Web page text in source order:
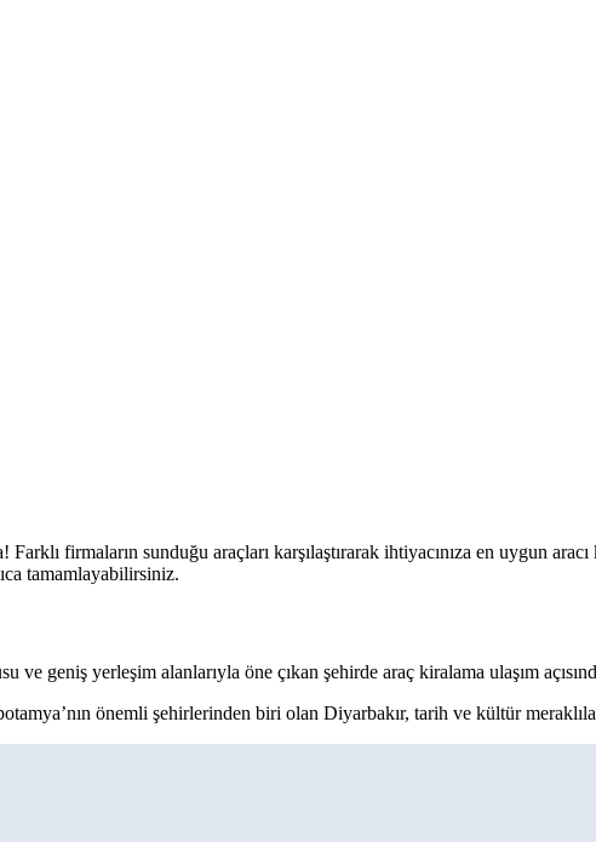
firmaların sunduğu araçları karşılaştırarak ihtiyacınıza en uygun
tamamlayabilirsiniz.
geniş yerleşim alanlarıyla öne çıkan şehirde araç kiralama ulaşım
önemli şehirlerinden biri olan Diyarbakır, tarih ve kültür